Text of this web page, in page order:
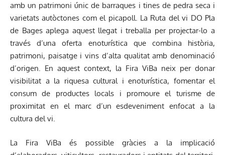
amb un patrimoni únic de barraques i tines de pedra seca i
varietats autòctones com el picapoll. La Ruta del vi DO Pla
de Bages aplega aquest llegat i treballa per projectar-lo a
través d’una oferta enoturística que combina història,
patrimoni, paisatge i vins d’alta qualitat amb denominació
d’origen. En aquest context, la Fira ViBa neix per donar
visibilitat a la riquesa cultural i enoturística, fomentar el
consum de productes locals i promoure el turisme de
proximitat en el marc d’un esdeveniment enfocat a la
cultura del vi.
La Fira ViBa és possible gràcies a la implicació